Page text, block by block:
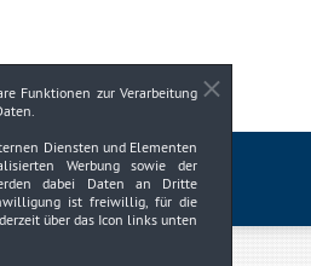
Funktionen zur Verarbeitung
Diensten und Elementen
Werbung sowie der
dabei Daten an Dritte
ist freiwillig, für die
über das Icon links unten